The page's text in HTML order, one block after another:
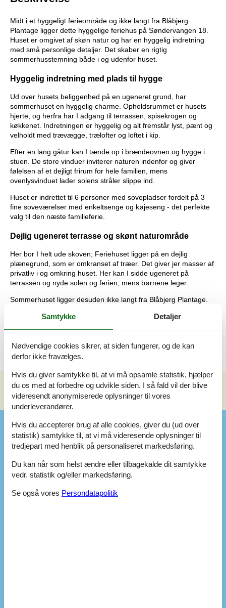
Midt i et hyggeligt ferieområde og ikke langt fra Blåbjerg
Plantage ligger dette hyggelige feriehus på Søndervangen 18.
Huset er omgivet af skøn natur og har en hyggelig indretning
med små personlige detaljer. Det skaber en rigtig
sommerhusstemning både i og udenfor huset.
Hyggelig indretning med plads til hygge
Ud over husets beliggenhed på en ugeneret grund, har
sommerhuset en hyggelig charme. Opholdsrummet er husets
hjerte, og herfra har I adgang til terrassen, spisekrogen og
køkkenet. Indretningen er hyggelig og alt fremstår lyst, pænt og
velholdt med trævægge, trælofter og loftet i kip.
Efter en lang gåtur kan I tænde op i brændeovnen og hygge i
stuen. De store vinduer inviterer naturen indenfor og giver
følelsen af et dejligt frirum for hele familien, mens
ovenlysvinduet lader solens stråler slippe ind.
Huset er indrettet til 6 personer med sovepladser fordelt på 3
fine soveværelser med enkeltsenge og køjeseng - det perfekte
valg til den næste familieferie.
Dejlig ugeneret terrasse og skønt naturområde
Her bor I helt ude skoven; Feriehuset ligger på en dejlig
plænegrund, som er omkranset af træer. Det giver jer masser af
privatliv i og omkring huset. Her kan I sidde ugeneret på
terrassen og nyde solen og ferien, mens børnene leger.
Sommerhuset ligger desuden ikke langt fra Blåbjerg Plantage.
godt stisystem gør, at I kan opleve fuglelivet helt tæt på, og I kan
både udforske området til fods eller på cykel.
Se nabo emner Se solens gang om emnet
Faciliteter
CD afspiller
DVD-afspiller
Radio
Samtykke Detaljer
Nødvendige cookies sikrer, at siden fungerer, og de kan
derfor ikke fravælges.
Hvis du giver samtykke til, at vi må opsamle statistik, hjælper
du os med at forbedre og udvikle siden. I så fald vil der blive
videresendt anonymiserede oplysninger til vores
underleverandører.
Hvis du accepterer brug af alle cookies, giver du (ud over
statistik) samtykke til, at vi må videresende oplysninger til
tredjepart med henblik på personaliseret markedsføring.
Du kan når som helst ændre eller tilbagekalde dit samtykke
vedr. statistik og/eller markedsføring.
Se også vores Persondatapolitik